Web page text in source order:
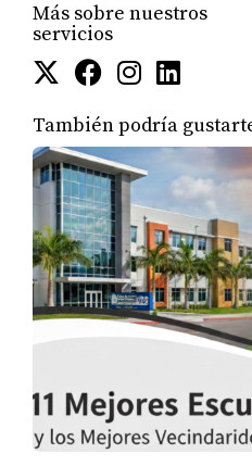
¡Juntos podemos
inversión lucrativa!
Más sobre nuestros
servicios
También podría